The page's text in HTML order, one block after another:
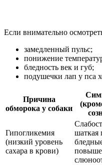
Если внимательно
замедленный пульс;
понижение
бледность век и губ;
подушечки лап у пса
Причина
обморока у собаки
Гипогликемия
(низкий уровень
сахара в крови)
шаткая